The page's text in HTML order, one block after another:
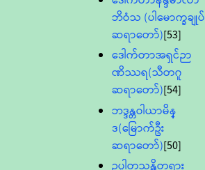
ဘိဝံသ (ပါမောက္ခချုပ်
ဆရာတော်)[53]
ဒေါက်တာအရှင်ဉာ
ဏိဿရ(သီတဂူ
ဆရာတော်)[54]
ဘဒ္ဒန္တဝါယာမိန္
ဒ(မြောက်ဦး
ဆရာတော်)[50]
ဥပ္ပါတသန္တိတရား